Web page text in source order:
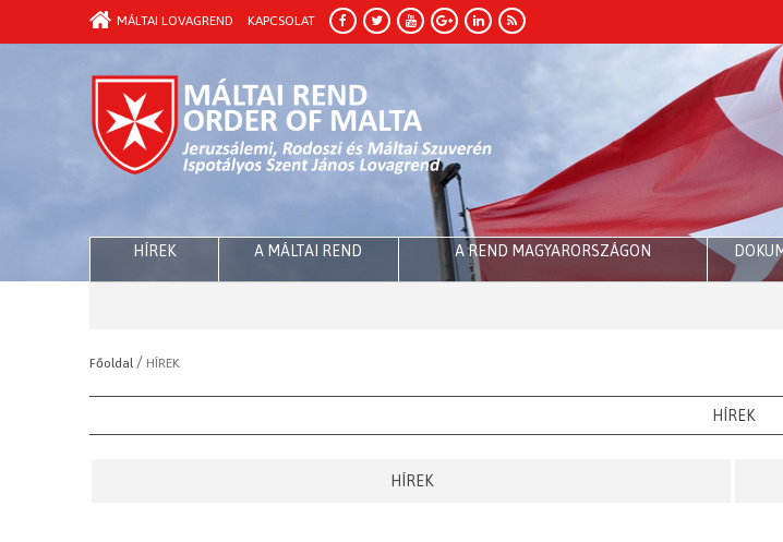
MÁLTAI LOVAGREND KAPCSOLAT
HÍREK A MÁLTAI REND A REND MAGYARORSZÁGON
Főoldal / HÍREK
HÍREK
HÍREK